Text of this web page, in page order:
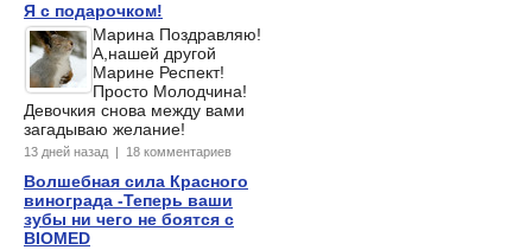
Я с подарочком!
Марина Поздравляю!
А,нашей другой
Марине Респект!
Просто Молодчина!
Девочкия снова между вами
загадываю желание!
13 дней назад | 18 комментариев
Волшебная сила Красного
винограда -Теперь ваши
зубы ни чего не боятся с
BIOMED